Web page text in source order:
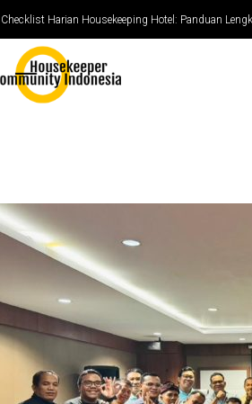
Checklist Harian Housekeeping Hotel: Panduan
Kebersihan